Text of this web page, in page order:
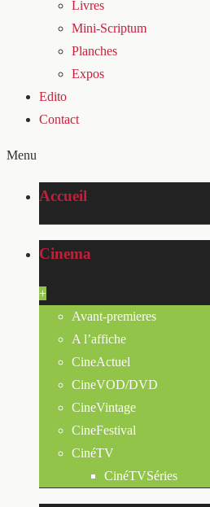
Livres
Mini-Scriptum
Planches
Expos
Edito
Contact
Menu
Accueil
Cinema
+
Avant-premieres
A l’affiche
CineActuel
CineVOD/DVD
CineVintage
CineFestival
CinéTV
CinéTVSéries